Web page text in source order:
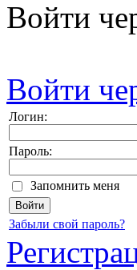
Войти
Войти
Логин:
Пароль:
Запомнить меня
Забыли свой пароль?